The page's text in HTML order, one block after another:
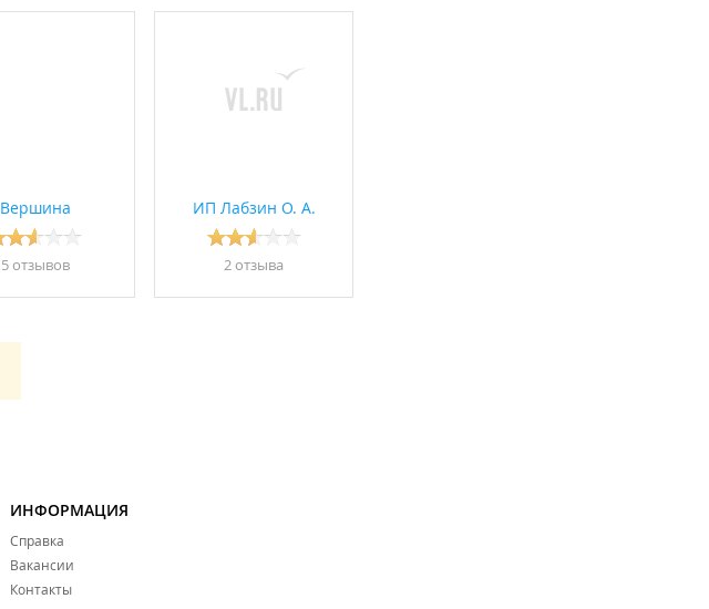
Вершина
5 отзывов
ИП Лабзин О. А.
2 отзывa
ИНФОРМАЦИЯ
Справка
Вакансии
Контакты